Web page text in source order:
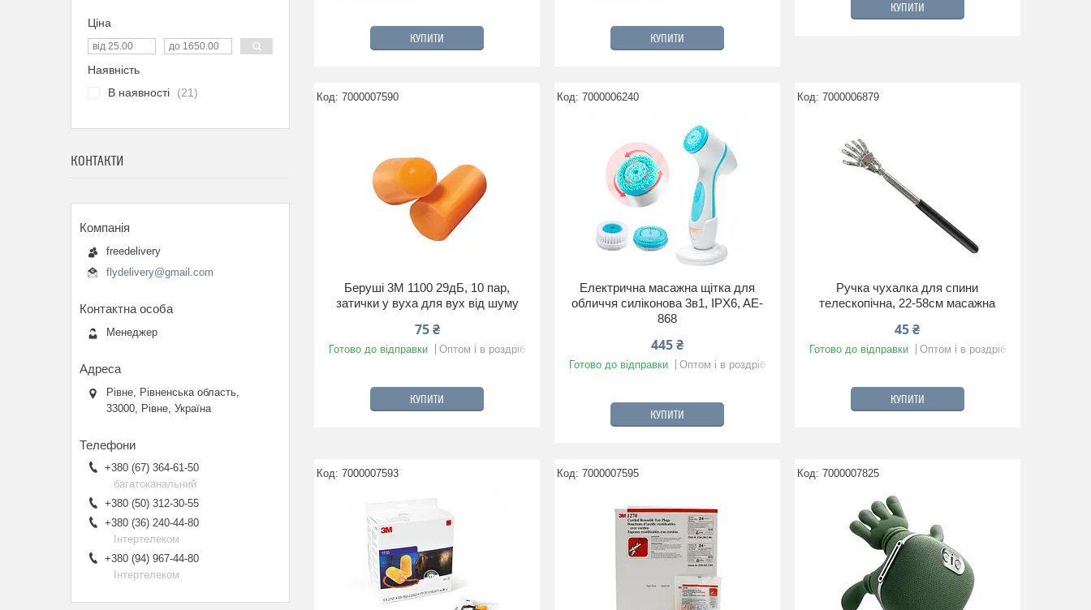
КУПИТИ КУПИТИ
КУПИТИ
7000007590
Беруші 3M 1100 29дБ, 10 пар,
затички у вуха для вух від шуму
75 ₴
Готово до відправки Оптом і в роздріб
КУПИТИ
7000006240
Електрична масажна щітка для
обличчя силіконова 3в1, IPX6, AE-
868
445 ₴
Готово до відправки Оптом і в роздріб
КУПИТИ
7000006879
Ручка чухалка для спини
телескопічна, 22-58см масажна
45 ₴
Готово до відправки Оптом і в роздріб
КУПИТИ
7000007593 7000007595 7000007825
Ціна
Наявність
В наявності
21
КОНТАКТИ
freedelivery
flydelivery@gmail.com
Менеджер
Рівне, Рівненська область,
33000, Рівне, Україна
+380 (67) 364-61-50
багатоканальний
+380 (50) 312-30-55
+380 (36) 240-44-80
Інтертелеком
+380 (94) 967-44-80
Інтертелеком